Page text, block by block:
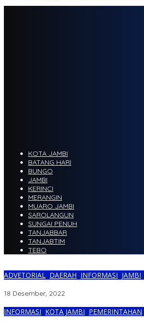
KOTA JAMBI
BATANG HARI
BUNGO
JAMBI
KERINCI
MERANGIN
MUARO JAMBI
SAROLANGUN
SUNGAI PENUH
TANJABBAR
TANJABTIM
TEBO
ADVETORIAL, DAERAH, INFORMASI, JAMBI,
18 Desember, 2022
INFORMASI, KOTA JAMBI, PEMERINTAHAN,